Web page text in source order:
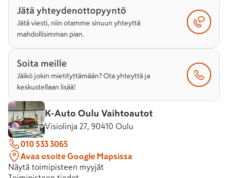
Jätä yhteydenottopyyntö
Jätä viesti, niin otamme sinuun yhteyttä
mahdollisimman pian.
Soita meille
Jäikö jokin mietityttämään? Ota yhteyttä ja
keskustellaan lisää!
K-Auto Oulu Vaihtoautot
Visiolinja 27, 90410 Oulu
010 533 3065
Avaa osoite Google Mapsissa
Näytä toimipisteen myyjät